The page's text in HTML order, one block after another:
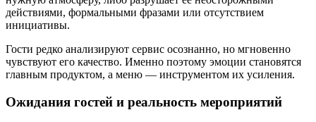
действиями, формальными фразами или отсутствием
инициативы.
Гости редко анализируют сервис осознанно, но мгновенно
чувствуют его качество. Именно поэтому эмоции становятся
главным продуктом, а меню — инструментом их усиления.
Ожидания гостей и реальность мероприятий